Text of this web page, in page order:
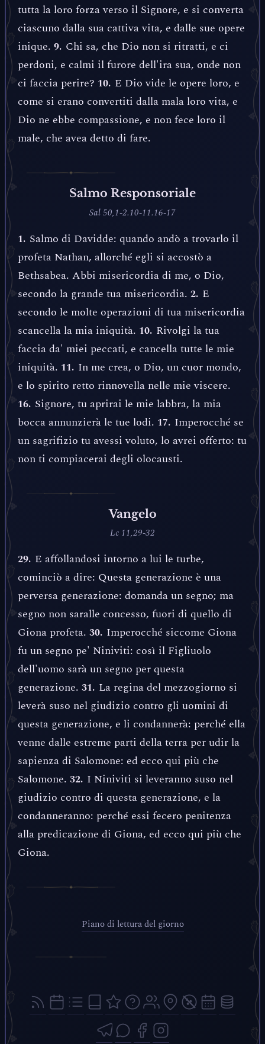
tutta la loro forza verso il Signore, e si converta
ciascuno dalla sua cattiva vita, e dalle sue opere
inique. 9. Chi sa, che Dio non si ritratti, e ci
perdoni, e calmi il furore dell'ira sua, onde non
ci faccia perire? 10. E Dio vide le opere loro, e
come si erano convertiti dalla mala loro vita, e
Dio ne ebbe compassione, e non fece loro il
male, che avea detto di fare.
Salmo Responsoriale
Sal 50,1-2.10-11.16-17
1. Salmo di Davidde: quando andò a trovarlo il
profeta Nathan, allorché egli si accostò a
Bethsabea. Abbi misericordia di me, o Dio,
secondo la grande tua misericordia. 2. E
secondo le molte operazioni di tua misericordia
scancella la mia iniquità. 10. Rivolgi la tua
faccia da' miei peccati, e cancella tutte le mie
iniquità. 11. In me crea, o Dio, un cuor mondo,
e lo spirito retto rinnovella nelle mie viscere.
16. Signore, tu aprirai le mie labbra, la mia
bocca annunzierà le tue lodi. 17. Imperocché se
un sagrifizio tu avessi voluto, lo avrei offerto: tu
non ti compiacerai degli olocausti.
Vangelo
Lc 11,29-32
29. E affollandosi intorno a lui le turbe,
cominciò a dire: Questa generazione è una
perversa generazione: domanda un segno; ma
segno non saralle concesso, fuori di quello di
Giona profeta. 30. Imperocché siccome Giona
fu un segno pe' Niniviti: così il Figliuolo
dell'uomo sarà un segno per questa
generazione. 31. La regina del mezzogiorno si
leverà suso nel giudizio contro gli uomini di
questa generazione, e li condannerà: perché ella
venne dalle estreme parti della terra per udir la
sapienza di Salomone: ed ecco qui più che
Salomone. 32. I Niniviti si leveranno suso nel
giudizio contro di questa generazione, e la
condanneranno: perché essi fecero penitenza
alla predicazione di Giona, ed ecco qui più che
Giona.
Piano di lettura del giorno